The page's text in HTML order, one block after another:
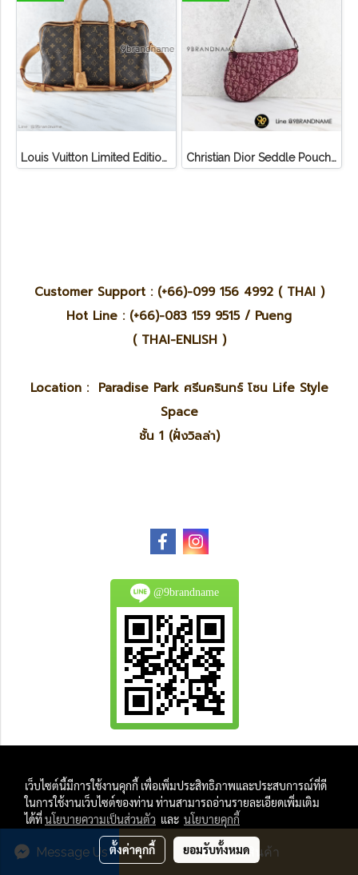
สั่งซื้อสินค้า
Message Us
Louis Vuitton Limited Edition Monogram Canvas Sofia Coppola SC Bag Christian Dior Seddle Pouch Accessory Hand Bag
Customer Support : (+66)-099 156 4992 ( THAI )
Hot Line : (+66)-083 159 9515 / Pueng
( THAI-ENLISH )
Location : Paradise Park ศรีนครินทร์ โซน Life Style
Space
ชั้น 1 (ฝั่งวิลล่า)
@9brandname
And
All Photo in this website were taken by
9Brandname's Team.
เว็บไซต์นี้มีการใช้งานคุกกี้ เพื่อเพิ่มประสิทธิภาพและประสบการณ์ที่ดี
ในการใช้งานเว็บไซต์ของท่าน ท่านสามารถอ่านรายละเอียดเพิ่มเติม
ได้ที่นโยบายความเป็นส่วนตัว และ นโยบายคุกกี้
ตั้งค่าคุกกี้ ยอมรับทั้งหมด